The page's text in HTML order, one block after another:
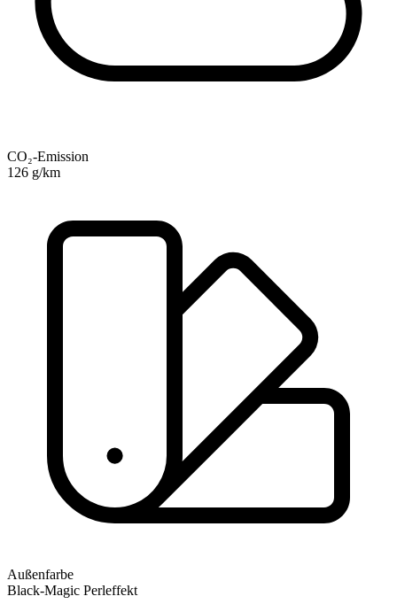
CO₂-Emission
126 g/km
Außenfarbe
Black-Magic Perleffekt